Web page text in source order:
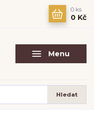
Menu
Hledat
0 ks
0 Kč